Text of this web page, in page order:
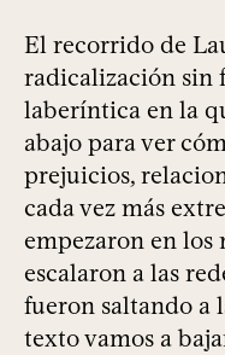
El recorrido de
radicalización sin
laberíntica en la
abajo para ver
prejuicios,
cada vez más
empezaron en los
escalaron a las
fueron saltando a
texto vamos a